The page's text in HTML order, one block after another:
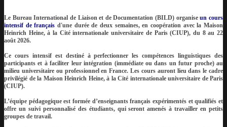
Le Bureau International de Liaison et de Documentation (BILD) organiseun cours
intensif de français d'une durée de deux semaines, en coopération avec la Maison
Heinrich Heine, à la Cité internationale universitaire de Paris (CIUP), du 8 au 22
août 2026.
Ce cours intensif est destiné à perfectionner les compétences linguistiques des
participants et à faciliter leur intégration (immédiate ou dans un futur proche) au
milieu universitaire ou professionnel en France. Les cours auront lieudans le cadre
privilégié de la Maison Heinrich Heine, à la Cité internationale universitaire de Paris
(CIUP).
L’équipe pédagogiqueest formée d’enseignants français expérimentés et qualifiés et
offre un suivi personnalisédes étudiants, qui seront amenés à travailler en petits
groupes de travail.